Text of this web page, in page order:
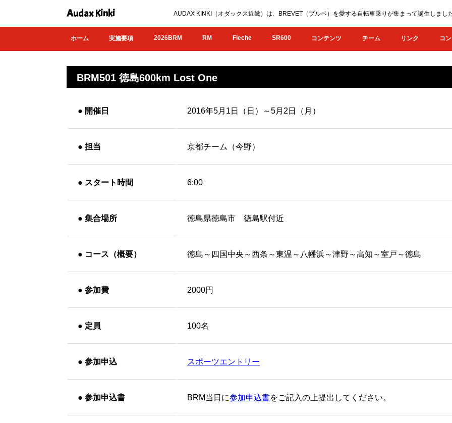
Audax Kinki AUDAX KINKI（オダックス近畿）は、BREVET（ブルベ）を愛する自転車乗りが集まって誕生しまし
ホーム 実施要項 2026BRM RM Fleche SR600 コンテンツ チーム リンク コ
BRM501 徳島600km Lost One
● 開催日 2016年5月1日（日）～5月2日（月）
● 担当 京都チーム（今野）
● スタート時間 6:00
● 集合場所 徳島県徳島市 徳島駅付近
● コース（概要） 徳島～四国中央～西条～東温～八幡浜～津野～高知～室戸～徳島
● 参加費 2000円
● 定員 100名
● 参加申込 スポーツエントリー
● 参加申込書 BRM当日に参加申込書をご記入の上提出してください。